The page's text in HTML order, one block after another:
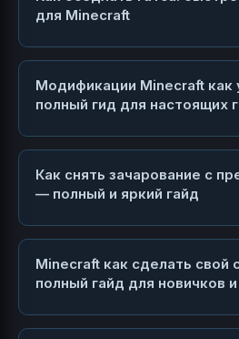
для Minecraft
Модификации Minecraft как
полный гид для настоящих
Как снять зачарование с
— полный и яркий гайд
Minecraft как сделать свой
полный гайд для новичков